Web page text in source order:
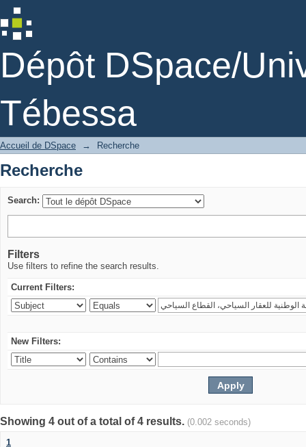
Dépôt DSpace/
Tébessa
Recherche
Accueil de DSpace → Recherche
Recherche
Search:
Filters
Use filters to refine the search results.
Current Filters:
New Filters:
Showing 4 out of a total of 4 results. (0.002 seconds)
1